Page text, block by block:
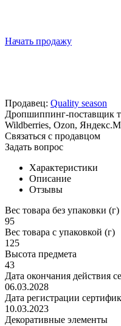
Начать продажу
Продавец: Quality season
Дропшиппинг-поставщик
Wildberries, Ozon,
Связаться с продавцом
Задать вопрос
Характеристики
Описание
Отзывы
Вес товара без упаковки (г)
95
Вес товара с упаковкой (г)
125
Высота предмета
43
Дата окончания действия
06.03.2028
Дата регистрации
10.03.2023
Декоративные элементы